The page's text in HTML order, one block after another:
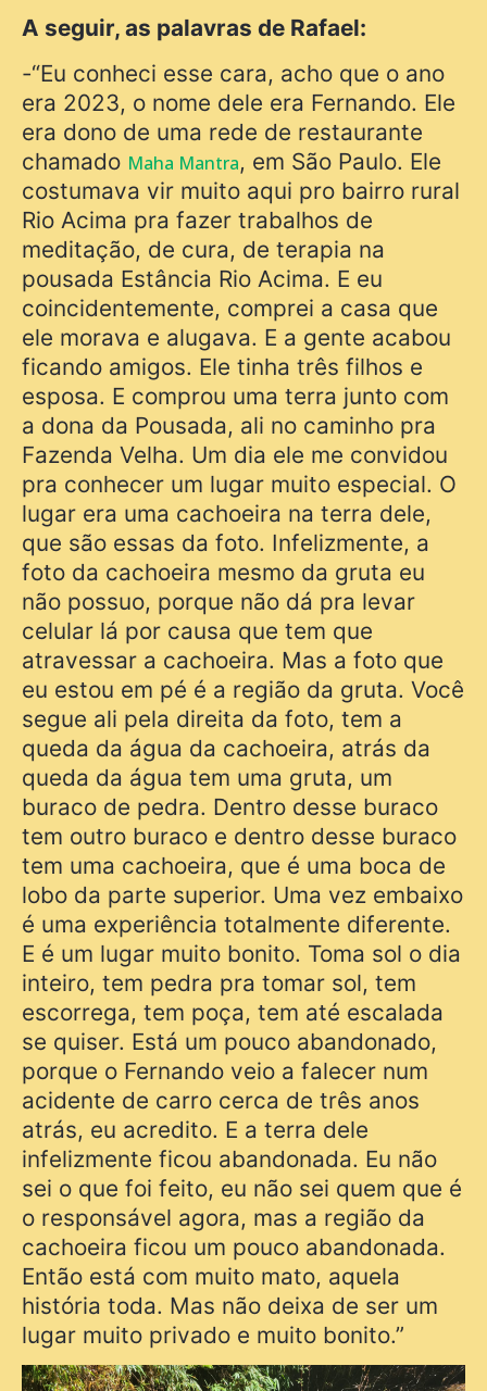
A seguir, as palavras de Rafael:
-“Eu conheci esse cara, acho que o ano
era 2023, o nome dele era Fernando. Ele
era dono de uma rede de restaurante
chamado Maha Mantra, em São Paulo. Ele
costumava vir muito aqui pro bairro rural
Rio Acima pra fazer trabalhos de
meditação, de cura, de terapia na
pousada Estância Rio Acima. E eu
coincidentemente, comprei a casa que
ele morava e alugava. E a gente acabou
ficando amigos. Ele tinha três filhos e
esposa. E comprou uma terra junto com
a dona da Pousada, ali no caminho pra
Fazenda Velha. Um dia ele me convidou
pra conhecer um lugar muito especial. O
lugar era uma cachoeira na terra dele,
que são essas da foto. Infelizmente, a
foto da cachoeira mesmo da gruta eu
não possuo, porque não dá pra levar
celular lá por causa que tem que
atravessar a cachoeira. Mas a foto que
eu estou em pé é a região da gruta. Você
segue ali pela direita da foto, tem a
queda da água da cachoeira, atrás da
queda da água tem uma gruta, um
buraco de pedra. Dentro desse buraco
tem outro buraco e dentro desse buraco
tem uma cachoeira, que é uma boca de
lobo da parte superior. Uma vez embaixo
é uma experiência totalmente diferente.
E é um lugar muito bonito. Toma sol o dia
inteiro, tem pedra pra tomar sol, tem
escorrega, tem poça, tem até escalada
se quiser. Está um pouco abandonado,
porque o Fernando veio a falecer num
acidente de carro cerca de três anos
atrás, eu acredito. E a terra dele
infelizmente ficou abandonada. Eu não
sei o que foi feito, eu não sei quem que é
o responsável agora, mas a região da
cachoeira ficou um pouco abandonada.
Então está com muito mato, aquela
história toda. Mas não deixa de ser um
lugar muito privado e muito bonito.”